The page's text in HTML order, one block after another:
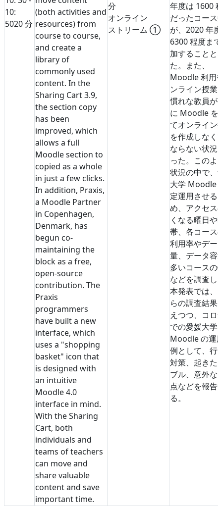
10:
5020 分
(both activities and
resources) from
course to course,
and create a
library of
commonly used
content. In the
Sharing Cart 3.9,
the section copy
has been
improved, which
allows a full
Moodle section to
copied as a whole
in just a few clicks.
In addition, Praxis,
a Moodle Partner
in Copenhagen,
Denmark, has
begun co-
maintaining the
block as a free,
open-source
contribution. The
Praxis
programmers
have built a new
interface, which
uses a "shopping
basket" icon that
is designed with
an intuitive
Moodle 4.0
interface in mind.
With the Sharing
Cart, both
individuals and
teams of teachers
can move and
share valuable
content and save
important time.
分
オンライン
ストリーム ①
年度は 1600
だったコース
が、2020 年
6300 程度ま
加することと
た。また、
Moodle 利用
ンライン授業
慣れな教員が
に Moodle を
てオンライン
を作成しなく
ならない状況
った。このよ
状況の中で、
大学 Moodle
定運用させる
め、アクセス
くなる曜日や
帯、各コース
利用率やデー
量、データ容
多いコースの
などを調査し
本発表では、
らの調査結果
えつつ、コロ
での愛媛大学
Moodle の運
例として、行
対策、起きた
ブル、意外な
点などを報告
る。